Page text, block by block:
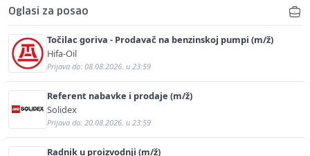
Oglasi za posao
Točilac goriva - Prodavač na benzinskoj pumpi (m/ž)
Hifa-Oil
Prijava do: 08.08.2026. u 23:59
Referent nabavke i prodaje (m/ž)
Solidex
Prijava do: 20.08.2026. u 23:59
Radnik u proizvodnji (m/ž)